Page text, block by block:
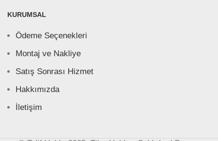
KURUMSAL
Ödeme Seçenekleri
Montaj ve Nakliye
Satış Sonrası Hizmet
Hakkımızda
İletişim